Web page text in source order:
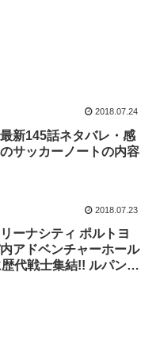
2018.07.24
新145話ネタバレ・感
サッカーノートの内容
2018.07.23
ーナシティ ポルトヨ
アドベンチャーホール
代戦士集結!! ルパンエ